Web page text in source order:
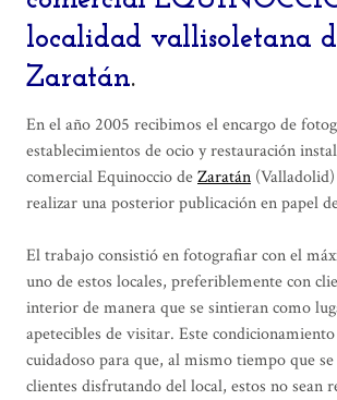
localidad vallisoletana
Zaratán.
En el año 2005 recibimos el encargo de
establecimientos de ocio y restauración
comercial Equinoccio deZaratán
realizar una posterior publicación en papel
El trabajo consistió en fotografiar con el
uno de estos locales, preferiblemente con
interior de manera que se sintieran como
apetecibles de visitar. Este
cuidadoso para que, al mismo tiempo que
clientes disfrutando del local, estos no sean